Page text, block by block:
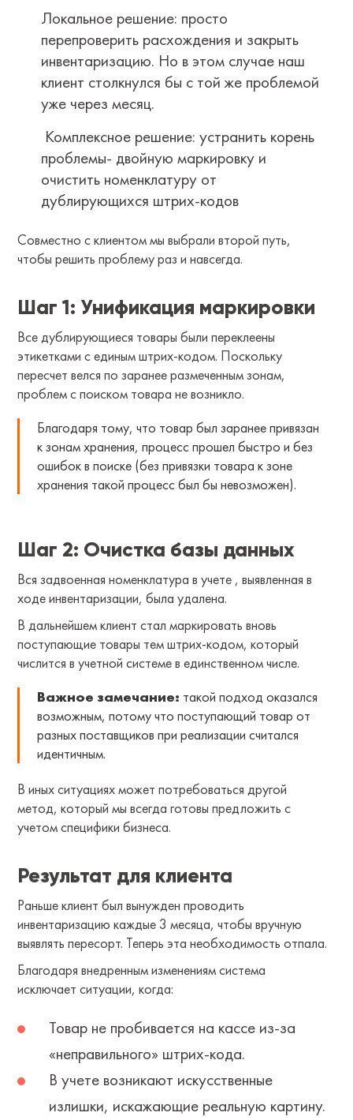
Локальное решение: просто
перепроверить расхождения и закрыть
инвентаризацию. Но в этом случае наш
клиент столкнулся бы с той же проблемой
уже через месяц.
⁠Комплексное решение: устранить корень
проблемы- двойную маркировку и
очистить номенклатуру от
дублирующихся штрих-кодов
Совместно с клиентом мы выбрали второй путь,
чтобы решить проблему раз и навсегда.
Шаг 1: Унификация маркировки
Все дублирующиеся товары были переклеены
этикетками с единым штрих-кодом. Поскольку
пересчет велся по заранее размеченным зонам,
проблем с поиском товара не возникло.
Благодаря тому, что товар был заранее привязан
к зонам хранения, процесс прошел быстро и без
ошибок в поиске (без привязки товара к зоне
хранения такой процесс был бы невозможен).
Шаг 2: Очистка базы данных
Вся задвоенная номенклатура в учете , выявленная в
ходе инвентаризации, была удалена.
В дальнейшем клиент стал маркировать вновь
поступающие товары тем штрих-кодом, который
числится в учетной системе в единственном числе.
Важное замечание: такой подход оказался
возможным, потому что поступающий товар от
разных поставщиков при реализации считался
идентичным.
В иных ситуациях может потребоваться другой
метод, который мы всегда готовы предложить с
учетом специфики бизнеса.
Результат для клиента
Раньше клиент был вынужден проводить
инвентаризацию каждые 3 месяца, чтобы вручную
выявлять пересорт. Теперь эта необходимость отпала.
Благодаря внедренным изменениям система
исключает ситуации, когда:
Товар не пробивается на кассе из-за
«неправильного» штрих-кода.
В учете возникают искусственные
излишки, искажающие реальную картину.